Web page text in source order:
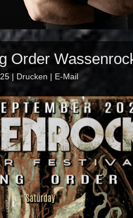
Order
| Drucken | E-Mail